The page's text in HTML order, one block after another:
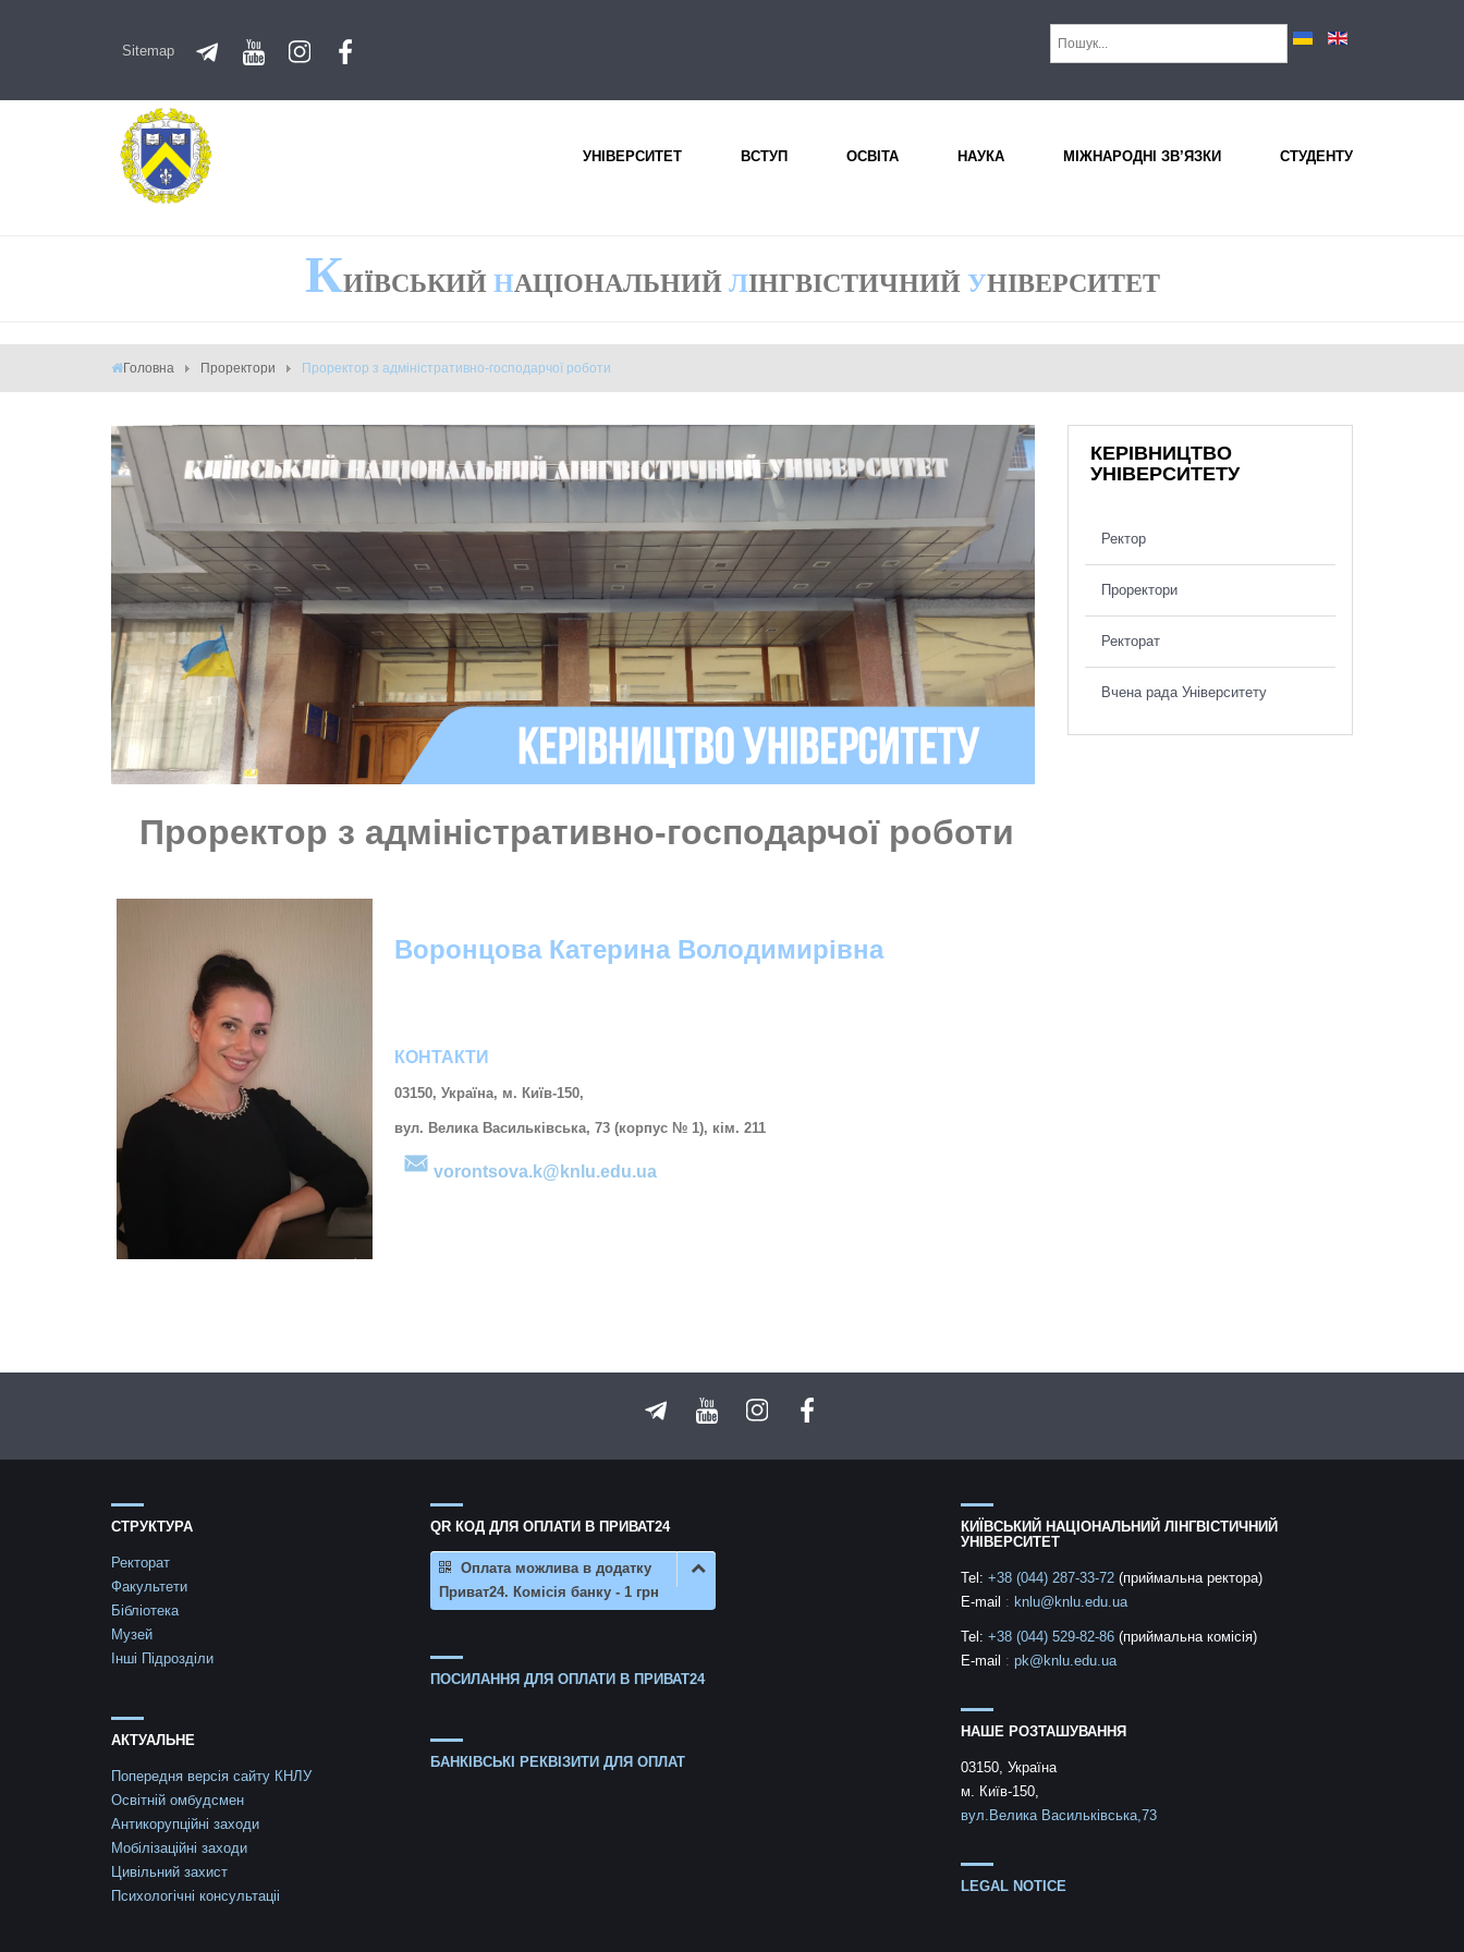
Sitemap
УНІВЕРСИТЕТ ВСТУП ОСВІТА НАУКА МІЖНАРОДНІ ЗВ’ЯЗКИ СТУДЕНТУ
КИЇВСЬКИЙ НАЦІОНАЛЬНИЙ ЛІНГВІСТИЧНИЙ УНІВЕРСИТЕТ
Головна Проректори Проректор з адміністративно-господарчої роботи
Проректор з адміністративно-господарчої роботи
Воронцова Катерина Володимирівна
КОНТАКТИ
03150, Україна, м. Київ-150,
вул. Велика Васильківська, 73 (корпус № 1), кім. 211
vorontsova.k@knlu.edu.ua
КЕРІВНИЦТВО
УНІВЕРСИТЕТУ
Ректор
Проректори
Ректорат
Вчена рада Університету
СТРУКТУРА
Ректорат
Факультети
Бібліотека
Музей
Інші Підрозділи
АКТУАЛЬНЕ
Попередня версія сайту КНЛУ
Освітній омбудсмен
Антикорупційні заходи
Мобілізаційні заходи
Цивільний захист
Психологічні консультаціі
QR КОД ДЛЯ ОПЛАТИ В ПРИВАТ24
Оплата можлива в додатку
Приват24. Комісія банку - 1 грн
ПОСИЛАННЯ ДЛЯ ОПЛАТИ В ПРИВАТ24
БАНКІВСЬКІ РЕКВІЗИТИ ДЛЯ ОПЛАТ
КИЇВСЬКИЙ НАЦІОНАЛЬНИЙ ЛІНГВІСТИЧНИЙ
УНІВЕРСИТЕТ
Tel: +38 (044) 287-33-72 (приймальна ректора)
E-mail : knlu@knlu.edu.ua
Tel: +38 (044) 529-82-86 (приймальна комісія)
E-mail : pk@knlu.edu.ua
НАШЕ РОЗТАШУВАННЯ
03150, Україна
м. Київ-150,
вул.Велика Васильківська,73
LEGAL NOTICE